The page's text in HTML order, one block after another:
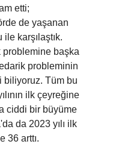
etti;
de yaşanan
karşılaştık.
problemine başka
probleminin
biliyoruz. Tüm bu
ilk çeyreğine
ciddi bir büyüme
da 2023 yılı ilk
36 arttı.